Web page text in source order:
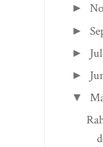
►
►
►
►
▼